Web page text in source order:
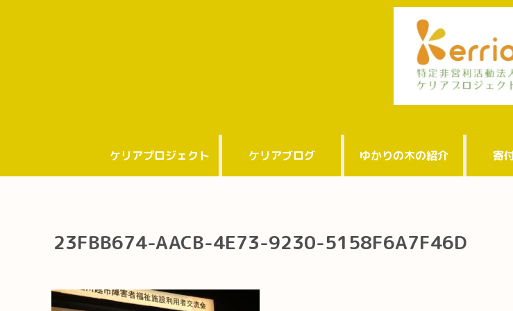
ケリアプロジェクト ケリアブログ ゆかりの木の紹介 寄
23FBB674-AACB-4E73-9230-5158F6A7F46D